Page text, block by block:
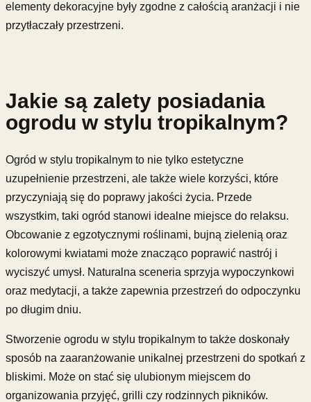
elementy dekoracyjne były zgodne z całością aranżacji i nie
przytłaczały przestrzeni.
Jakie są zalety posiadania
ogrodu w stylu tropikalnym?
Ogród w stylu tropikalnym to nie tylko estetyczne
uzupełnienie przestrzeni, ale także wiele korzyści, które
przyczyniają się do poprawy jakości życia. Przede
wszystkim, taki ogród stanowi idealne miejsce do relaksu.
Obcowanie z egzotycznymi roślinami, bujną zielenią oraz
kolorowymi kwiatami może znacząco poprawić nastrój i
wyciszyć umysł. Naturalna sceneria sprzyja wypoczynkowi
oraz medytacji, a także zapewnia przestrzeń do odpoczynku
po długim dniu.
Stworzenie ogrodu w stylu tropikalnym to także doskonały
sposób na zaaranżowanie unikalnej przestrzeni do spotkań z
bliskimi. Może on stać się ulubionym miejscem do
organizowania przyjęć, grilli czy rodzinnych pikników.